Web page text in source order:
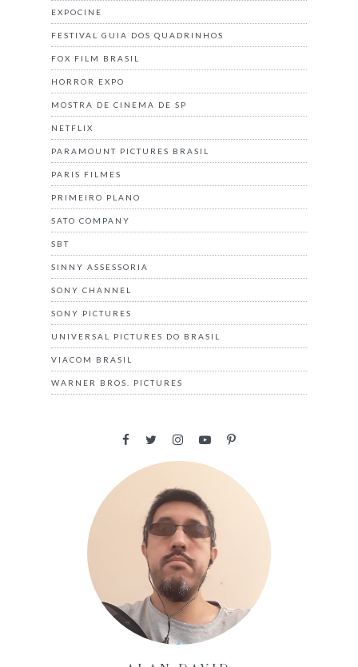
EXPOCINE
FESTIVAL GUIA DOS QUADRINHOS
FOX FILM BRASIL
HORROR EXPO
MOSTRA DE CINEMA DE SP
NETFLIX
PARAMOUNT PICTURES BRASIL
PARIS FILMES
PRIMEIRO PLANO
SATO COMPANY
SBT
SINNY ASSESSORIA
SONY CHANNEL
SONY PICTURES
UNIVERSAL PICTURES DO BRASIL
VIACOM BRASIL
WARNER BROS. PICTURES